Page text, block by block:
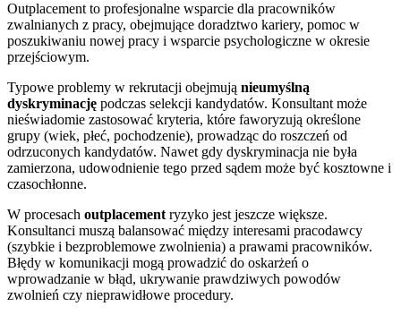
Outplacement to profesjonalne wsparcie dla pracowników
zwalnianych z pracy, obejmujące doradztwo kariery, pomoc w
poszukiwaniu nowej pracy i wsparcie psychologiczne w okresie
przejściowym.
Typowe problemy w rekrutacji obejmują nieumyślną
dyskryminację podczas selekcji kandydatów. Konsultant może
nieświadomie zastosować kryteria, które faworyzują określone
grupy (wiek, płeć, pochodzenie), prowadząc do roszczeń od
odrzuconych kandydatów. Nawet gdy dyskryminacja nie była
zamierzona, udowodnienie tego przed sądem może być kosztowne i
czasochłonne.
W procesach outplacement ryzyko jest jeszcze większe.
Konsultanci muszą balansować między interesami pracodawcy
(szybkie i bezproblemowe zwolnienia) a prawami pracowników.
Błędy w komunikacji mogą prowadzić do oskarżeń o
wprowadzanie w błąd, ukrywanie prawdziwych powodów
zwolnień czy nieprawidłowe procedury.